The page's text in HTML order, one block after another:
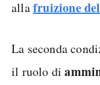
allafruizione
La seconda
il ruolo di